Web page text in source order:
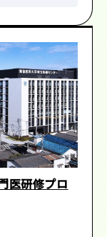
医研修プロ